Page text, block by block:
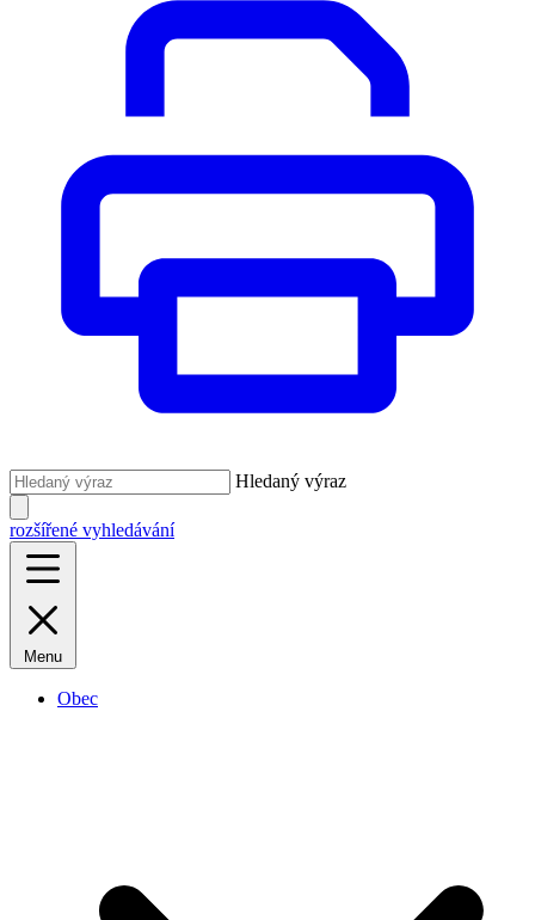
Hledaný výraz
rozšířené vyhledávání
Menu
Obec